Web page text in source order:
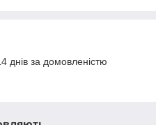
днів за домовленістю